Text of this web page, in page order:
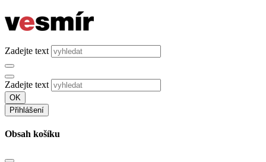
Zadejte text
Zadejte text
OK
Přihlášení
Obsah košíku